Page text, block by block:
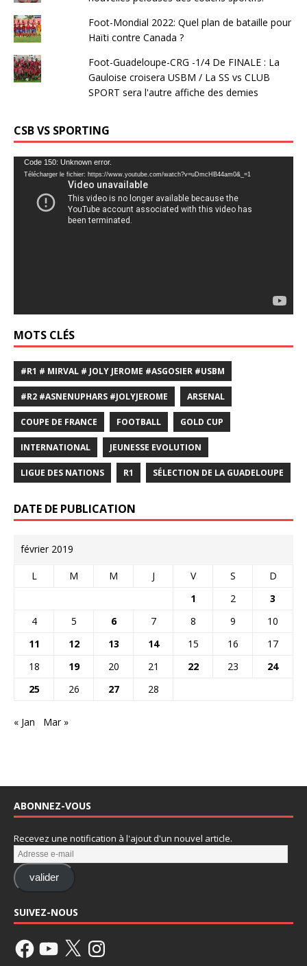
Foot-Mondial 2022: Quel plan de bataille pour
Haïti contre Canada ?
Foot-Guadeloupe-CRG -1/4 De FINALE : La
Gauloise croisera USBM / La SS vs CLUB
SPORT sera l'autre affiche des demies
CSB VS SPORTING
Lecteur
vidéo
Code 150: Unknown error.
Télécharger le fichier: https://www.youtube.com/watch?v=uDmcHB44am0&_=1
MOTS CLÉS
#R1 # MIRVAL # JOLY JEROME #ASGOSIER #USBM
#R2 #ASNENUPHARS #JOLYJEROME ARSENAL
COUPE DE FRANCE FOOTBALL GOLD CUP
INTERNATIONAL JEUNESSE EVOLUTION
LIGUE DES NATIONS R1 SÉLECTION DE LA GUADELOUPE
DATE DE PUBLICATION
février 2019
L M M J V S
D
1
2
3
4
5 6 7 8 9
10
11
12 13 14 15 16
17
18
19 20 21 22 23
24
25
26 27 28
« Jan Mar »
ABONNEZ-VOUS
Recevez une notification à l'ajout d'un nouvel article.
valider
SUIVEZ-NOUS